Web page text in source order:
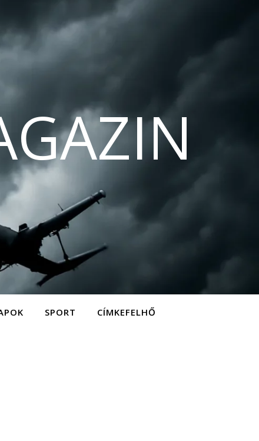
SPORT CÍMKEFELHŐ